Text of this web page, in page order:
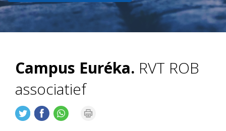
Campus Euréka. RVT ROB
associatief